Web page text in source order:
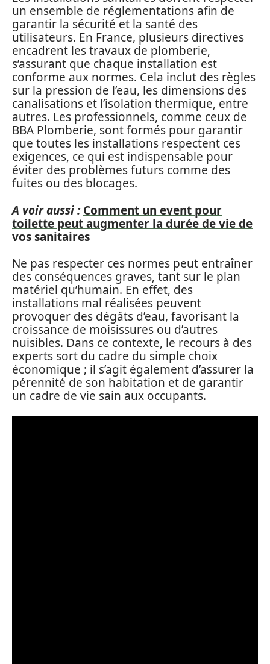
un ensemble de réglementations afin de
garantir la sécurité et la santé des
utilisateurs. En France, plusieurs directives
encadrent les travaux de plomberie,
s’assurant que chaque installation est
conforme aux normes. Cela inclut des règles
sur la pression de l’eau, les dimensions des
canalisations et l’isolation thermique, entre
autres. Les professionnels, comme ceux de
BBA Plomberie, sont formés pour garantir
que toutes les installations respectent ces
exigences, ce qui est indispensable pour
éviter des problèmes futurs comme des
fuites ou des blocages.
A voir aussi : Comment un event pour
toilette peut augmenter la durée de vie de
vos sanitaires
Ne pas respecter ces normes peut entraîner
des conséquences graves, tant sur le plan
matériel qu’humain. En effet, des
installations mal réalisées peuvent
provoquer des dégâts d’eau, favorisant la
croissance de moisissures ou d’autres
nuisibles. Dans ce contexte, le recours à des
experts sort du cadre du simple choix
économique ; il s’agit également d’assurer la
pérennité de son habitation et de garantir
un cadre de vie sain aux occupants.